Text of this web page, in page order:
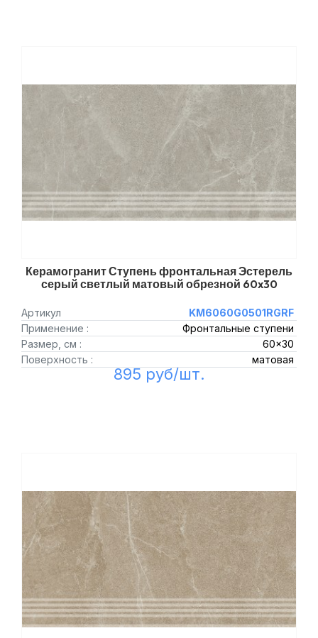
Керамогранит Ступень фронтальная Эстерель
серый светлый матовый обрезной 60x30
Артикул
KM6060G0501RGRF
Применение :
Фронтальные ступени
Размер, см :
60x30
Поверхность :
матовая
895 руб/шт.